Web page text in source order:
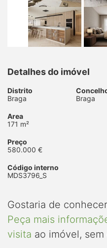
Detalhes do imóvel
Distrito
Braga
Braga
Area
171 m²
Preço
580.000 €
Código interno
MDS3796_S
Gostaria de
Peça mais
visita ao imóvel,